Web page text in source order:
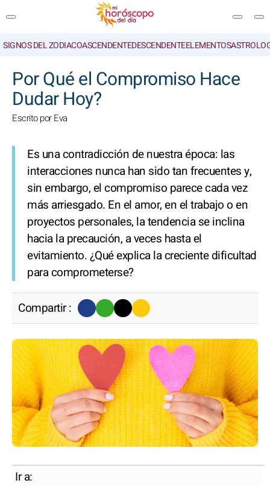
SIGNOS DEL ZODIACOASCENDENTEDESCENDENTEELEMENTOS
Por Qué el Compromiso Hace
Dudar Hoy?
Escrito por Eva
Es una contradicción de nuestra época: las
interacciones nunca han sido tan frecuentes y,
sin embargo, el compromiso parece cada vez
más arriesgado. En el amor, en el trabajo o en
proyectos personales, la tendencia se inclina
hacia la precaución, a veces hasta el
evitamiento. ¿Qué explica la creciente dificultad
para comprometerse?
Compartir :
Ir a: